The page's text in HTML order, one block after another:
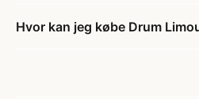
Hvor kan jeg købe Drum